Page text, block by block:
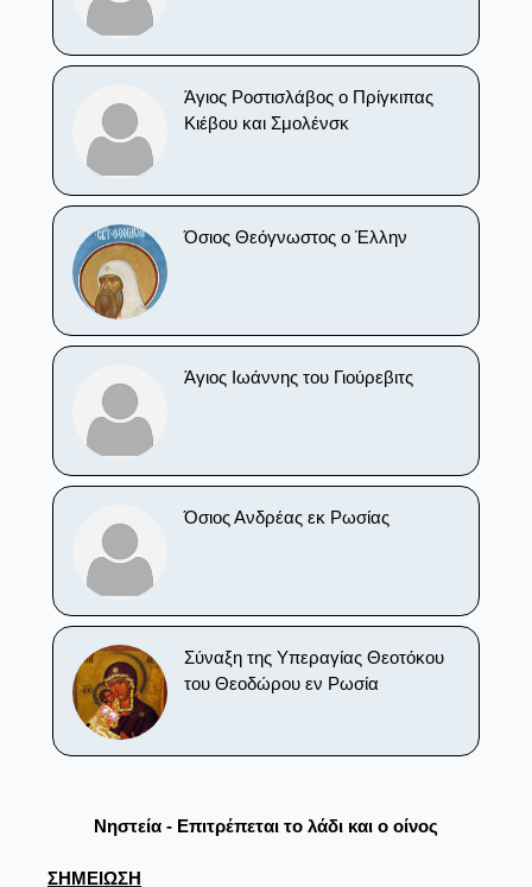
Άγιος Ροστισλάβος ο Πρίγκιπας
Κιέβου και Σμολένσκ
Όσιος Θεόγνωστος ο Έλλην
Άγιος Ιωάννης του Γιούρεβιτς
Όσιος Ανδρέας εκ Ρωσίας
Σύναξη της Υπεραγίας Θεοτόκου
του Θεοδώρου εν Ρωσία
Νηστεία - Επιτρέπεται το λάδι και ο οίνος
ΣΗΜΕΙΩΣΗ